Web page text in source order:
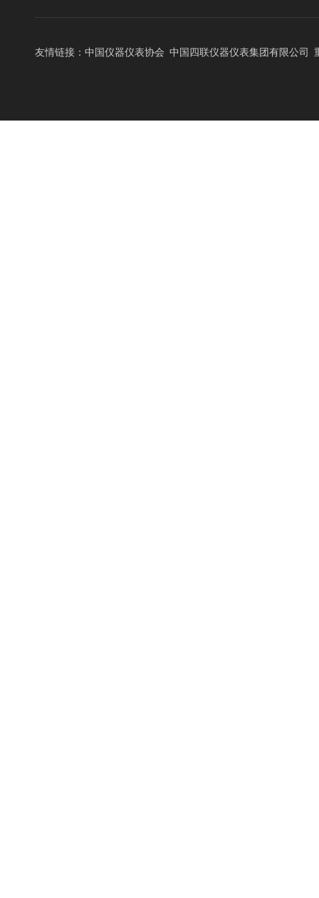
FACTORY
友情链接： 中国仪器仪表协会 中国四联仪器仪表集团有限公司